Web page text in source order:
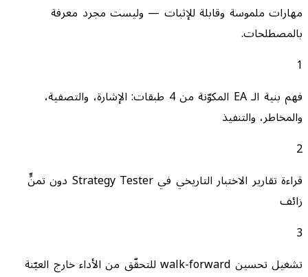
مهارات ملموسة وقابلة للإثبات — وليست مجرد معرفة
بالمصطلحات.
1
فهم بنية الـ EA المكوّنة من 4 طبقات: الإشارة، والتصفية،
والمخاطر، والتنفيذ
2
قراءة تقارير الاختبار التاريخي في Strategy Tester دون تمنٍّ
زائف
3
تشغيل تحسين walk-forward للتحقّق من الأداء خارج العيّنة